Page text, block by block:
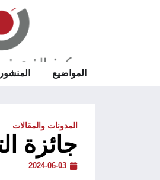
المواضيع
المدونات والمقالات
جائزة
2024-06-03